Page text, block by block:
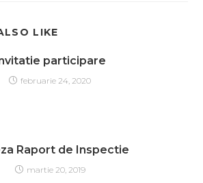
LIKE
participare
februarie 24, 2020
Raport de Inspectie
martie 20, 2019